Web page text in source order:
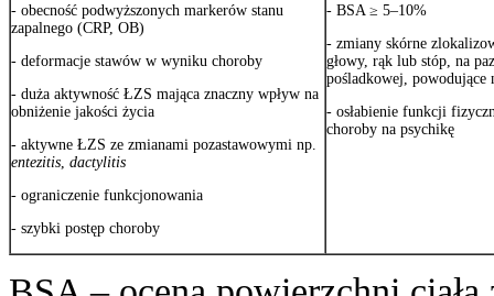
- obecność podwyższonych markerów stanu
zapalnego (CRP, OB)
- deformacje stawów w wyniku choroby
- duża aktywność ŁZS mająca znaczny wpływ na
obniżenie jakości życia
- aktywne ŁZS ze zmianami pozastawowymi np.
entezitis dactylitis
- ograniczenie funkcjonowania
- szybki postęp choroby
- BSA ≥ 5–10%
- zmiany skórne
głowy, rąk lub stóp, na
pośladkowej, powodujące
- osłabienie funkcji
choroby na psychikę